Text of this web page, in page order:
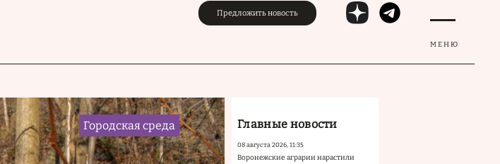
МЕНЮ
Предложить новость
Городская среда Главные новости
08 августа 2026, 11:35
Воронежские аграрии нарастили